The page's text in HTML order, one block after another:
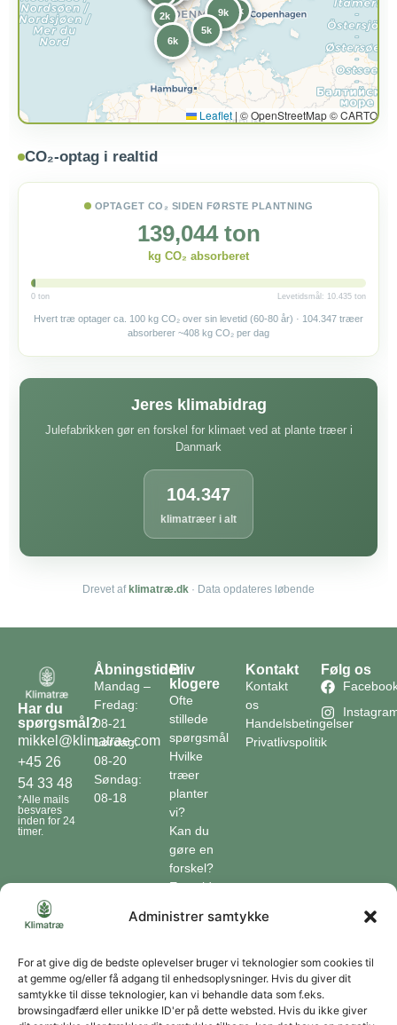
Administrer samtykke
For at give dig de bedste oplevelser bruger vi teknologier som cookies til
at gemme og/eller få adgang til enhedsoplysninger. Hvis du giver dit
samtykke til disse teknologier, kan vi behandle data som f.eks.
browsingadfærd eller unikke ID'er på dette websted. Hvis du ikke giver
5k
9k
2k 2k
6k
Leaflet | © OpenStreetMap © CARTO
CO₂-optag i realtid
OPTAGET CO₂ SIDEN FØRSTE PLANTNING
139,044 ton
kg CO₂ absorberet
0 ton Levetidsmål: 10.435 ton
Hvert træ optager ca. 100 kg CO₂ over sin levetid (60-80 år) · 104.347 træer
absorberer ~408 kg CO₂ per dag
Jeres klimabidrag
Julefabrikken gør en forskel for klimaet ved at plante træer i
Danmark
104.347
klimatræer i alt
Drevet af klimatræ.dk · Data opdateres løbende
Har du
spørgsmål?
mikkel@klimatrae.com
+45 26
54 33 48
*Alle mails
besvares
inden for 24
timer.
Åbningstider
Mandag –
Fredag:
08-21
Lørdag:
08-20
Søndag:
08-18
Bliv
klogere
Ofte
stillede
spørgsmål
Hvilke
træer
planter
vi?
Kan du
gøre en
forskel?
En guide
Klimaordbogen
optager
træer
co2?
Kontakt
Kontakt
os
Handelsbetingelser
Privatlivspolitik
Følg os